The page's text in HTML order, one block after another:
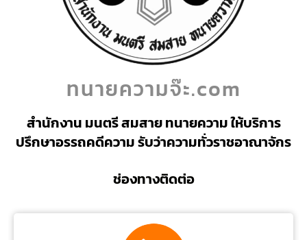
ทนายความจ๊ะ.com
สำนักงาน มนตรี สมสาย ทนายความ ให้บริการ
ปรึกษาอรรถคดีความ รับว่าความทั่วราชอาณาจักร
ช่องทางติดต่อ